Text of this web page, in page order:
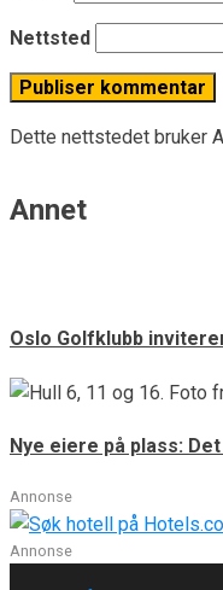
Nettsted
Dette nettstedet bruker
Annet
Oslo Golfklubb
Nye eiere på plass:
Annonse
Annonse